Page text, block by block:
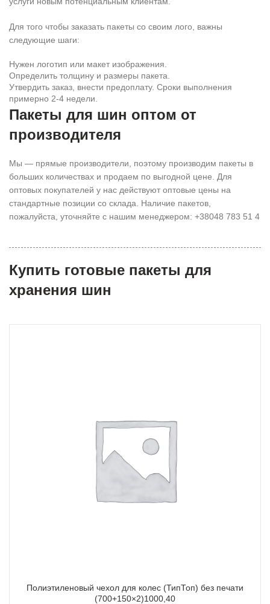
Для того чтобы заказать пакеты со своим лого, важны
следующие шаги:
Нужен логотип или макет изображения.
Определить толщину и размеры пакета.
Утвердить заказ, внести предоплату. Сроки выполнения
примерно 2-4 недели.
Пакеты для шин оптом от
производителя
Мы — прямые производители, поэтому производим пакеты в
больших количествах и продаем по выгодной цене. Для
оптовых покупателей у нас действуют оптовые цены на
стандартные позиции со склада. Наличие пакетов,
пожалуйста, уточняйте с нашим менеджером: +38048 783 51 4
Купить готовые пакеты для
хранения шин
Полиэтиленовый чехол для колес (ТипТоп) без печати
(700+150×2)1000,40